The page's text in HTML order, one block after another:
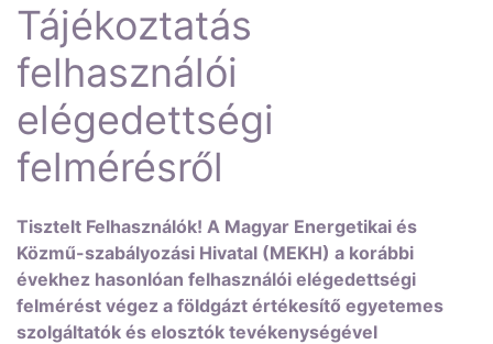
Tájékoztatás
felhasználói
elégedettségi
felmérésről
Tisztelt Felhasználók! A Magyar Energetikai és
Közmű-szabályozási Hivatal (MEKH) a korábbi
évekhez hasonlóan felhasználói elégedettségi
felmérést végez a földgázt értékesítő egyetemes
szolgáltatók és elosztók tevékenységével